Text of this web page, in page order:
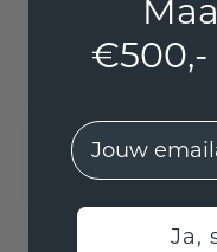
€500,-
EMail
Ja,